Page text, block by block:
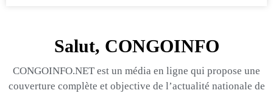
Salut, CONGOINFO
CONGOINFO.NET est un média en ligne qui propose une
couverture complète et objective de l’actualité nationale de